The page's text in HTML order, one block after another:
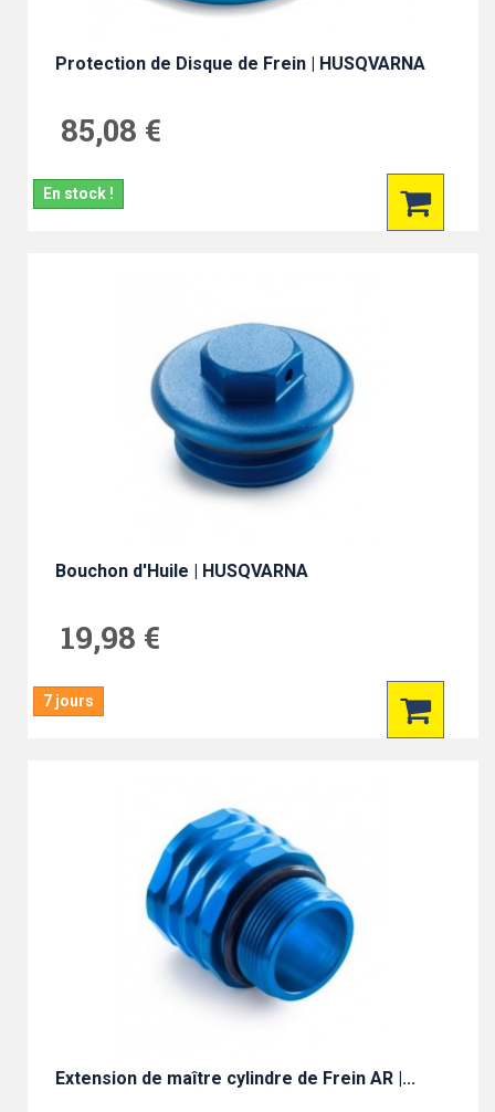
Protection de Disque de Frein | HUSQVARNA
85,08 €
En stock !
Bouchon d'Huile | HUSQVARNA
19,98 €
7 jours
Extension de maître cylindre de Frein AR |...